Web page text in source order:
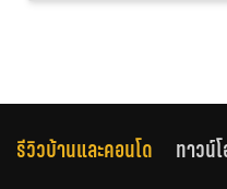
รีวิวบ้านและคอนโด ทาวน์